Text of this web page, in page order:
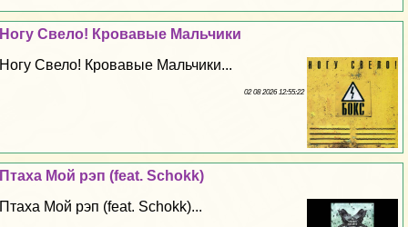
Ногу Свело! Кровавые Мальчики
Ногу Свело! Кровавые Мальчики...
02 08 2026 12:55:22
Птаха Мой рэп (feat. Schokk)
Птаха Мой рэп (feat. Schokk)...